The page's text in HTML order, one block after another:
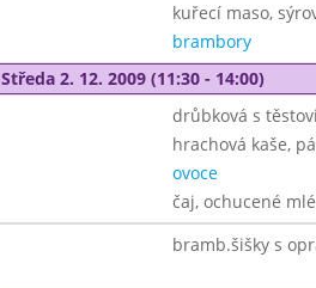
kuřecí maso,
brambory
Středa 2. 12. 2009 (11:30 - 14:00)
drůbková s
hrachová kaše,
ovoce
čaj, ochucené
bramb.šišky s